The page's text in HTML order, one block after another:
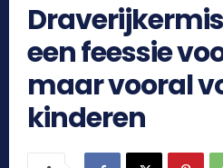
een feessie
maar vooral
kinderen